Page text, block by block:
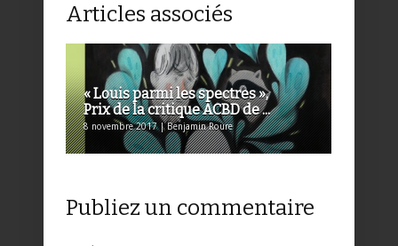
Articles associés
« Louis parmi les spectres »,
Prix de la critique ACBD de ...
8 novembre 2017 | Benjamin Roure
Publiez un commentaire